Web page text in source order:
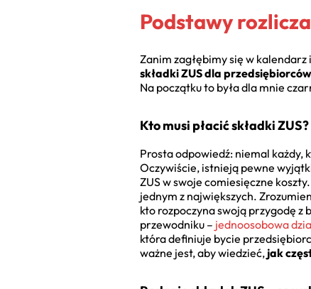
Podstawy
Zanim zagłębimy się w
składki ZUS dla przedsiębiorców
Na początku to była dla mnie
Kto musi płacić składki ZUS?
Prosta odpowiedź: niemal każdy,
Oczywiście, istnieją pewne
ZUS w swoje comiesięczne
jednym z największych.
kto rozpoczyna swoją przygodę
przewodniku – jednoosobowa
która definiuje bycie
ważne jest, aby wiedzieć, jak